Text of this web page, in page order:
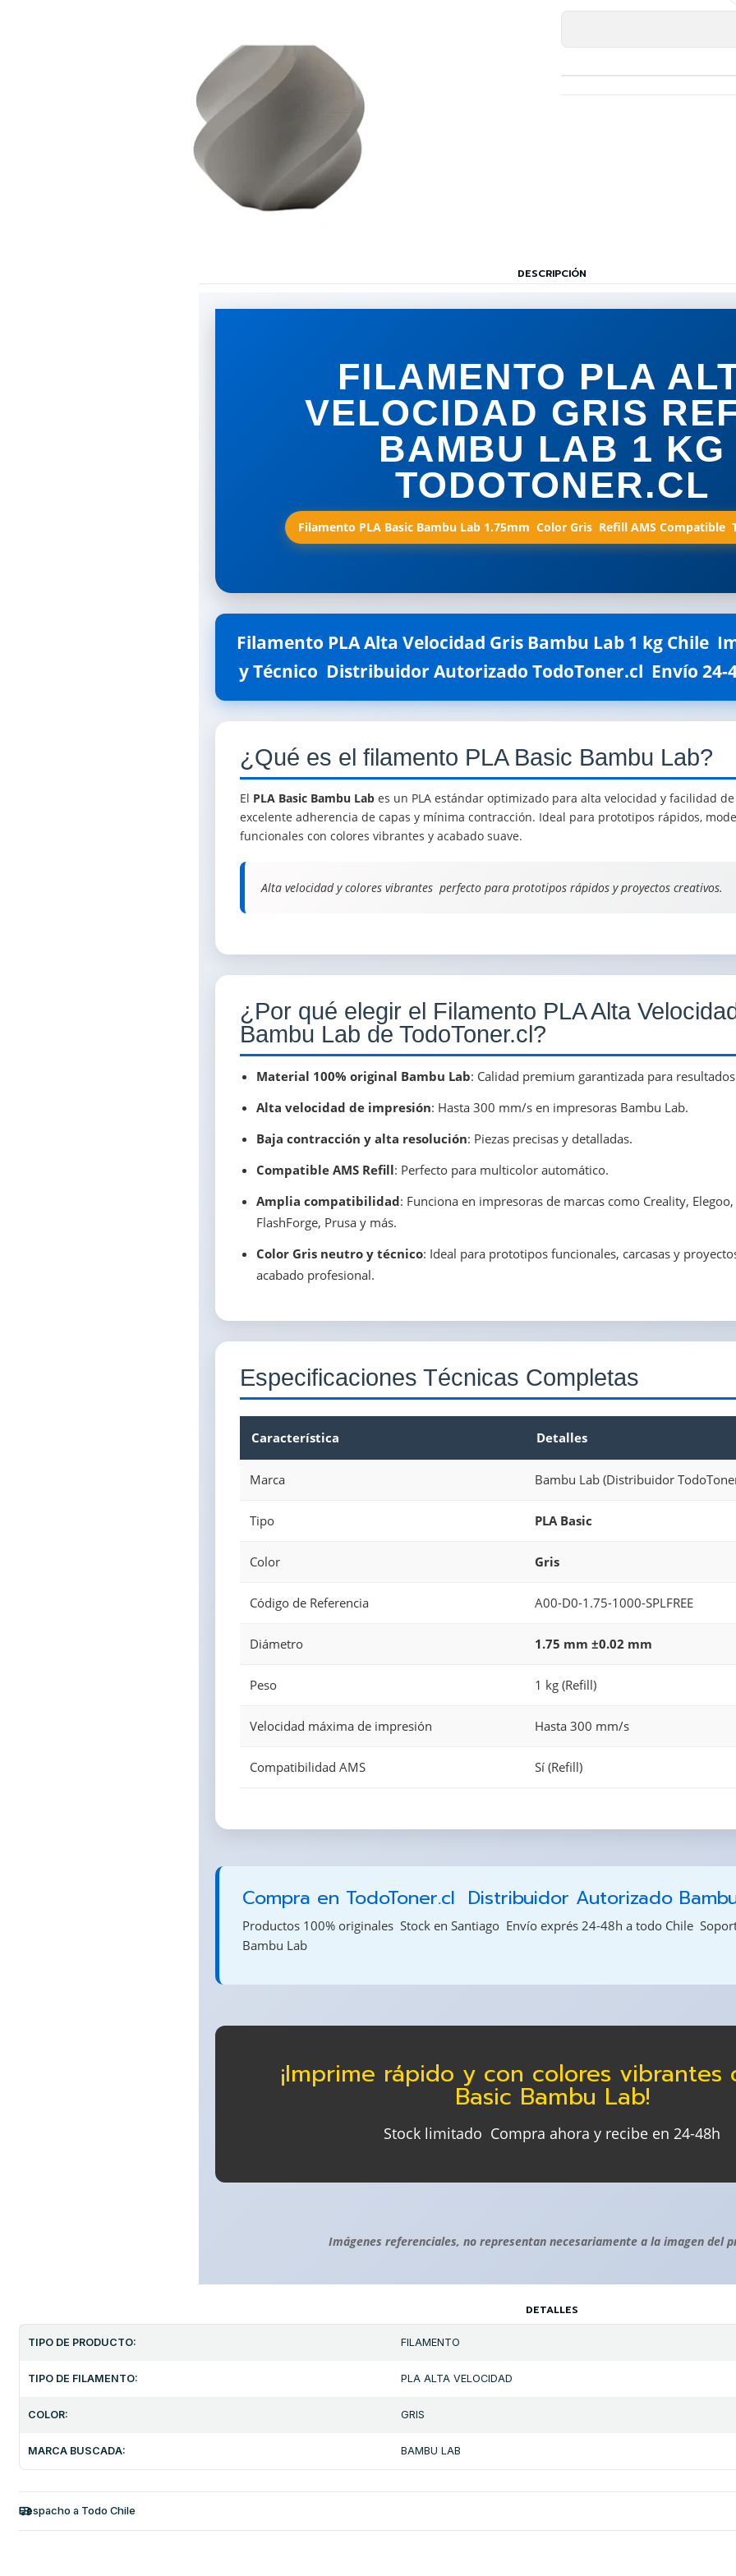
DESCRIPCIÓN
FILAMENTO PLA
VELOCIDAD GRIS
BAMBU LAB 1 KG
TODOTONER.CL
Filamento PLA Basic Bambu Lab 1.75mm  Color Gris  Refill AMS Compatible
Filamento PLA Alta Velocidad Gris Bambu Lab 1 kg Chile 
y Técnico  Distribuidor Autorizado TodoToner.cl  Envío 24-
¿Qué es el filamento PLA Basic Bambu Lab?
El PLA Basic Bambu Lab es un PLA estándar optimizado para alta velocidad y facilidad
excelente adherencia de capas y mínima contracción. Ideal para prototipos rápidos,
funcionales con colores vibrantes y acabado suave.
Alta velocidad y colores vibrantes  perfecto para prototipos rápidos y proyectos creativos.
¿Por qué elegir el Filamento PLA Alta
Bambu Lab de TodoToner.cl?
Material 100% original Bambu Lab: Calidad premium garantizada para
Alta velocidad de impresión: Hasta 300 mm/s en impresoras Bambu Lab.
Baja contracción y alta resolución: Piezas precisas y detalladas.
Compatible AMS Refill: Perfecto para multicolor automático.
Amplia compatibilidad: Funciona en impresoras de marcas como Creality,
FlashForge, Prusa y más.
Color Gris neutro y técnico: Ideal para prototipos funcionales, carcasas y
acabado profesional.
Especificaciones Técnicas Completas
Característica Detalles
Marca Bambu Lab (Distribuidor
Tipo PLA Basic
Color Gris
Código de Referencia A00-D0-1.75-1000-SPLFREE
Diámetro 1.75 mm ±0.02 mm
Peso 1 kg (Refill)
Velocidad máxima de impresión Hasta 300 mm/s
Compatibilidad AMS Sí (Refill)
Compra en TodoToner.cl  Distribuidor Autorizado
Productos 100% originales  Stock en Santiago  Envío exprés 24-48h a todo Chile 
Bambu Lab
¡Imprime rápido y con colores vibrantes
Basic Bambu Lab!
Stock limitado  Compra ahora y recibe en 24-48h
Imágenes referenciales, no representan necesariamente a la imagen del
DETALLES
TIPO DE PRODUCTO: FILAMENTO
TIPO DE FILAMENTO: PLA ALTA VELOCIDAD
COLOR: GRIS
MARCA BUSCADA: BAMBU LAB
Despacho a Todo Chile